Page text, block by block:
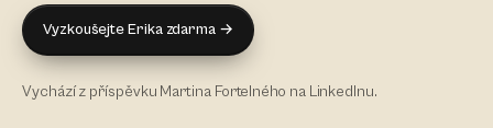
Vyzkoušejte Erika zdarma →
Vychází z příspěvku Martina Fortelného na LinkedInu.